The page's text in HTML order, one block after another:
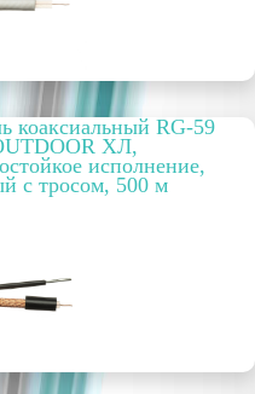
коаксиальный RG-59
ХЛ,
исполнение,
с тросом, 500 м